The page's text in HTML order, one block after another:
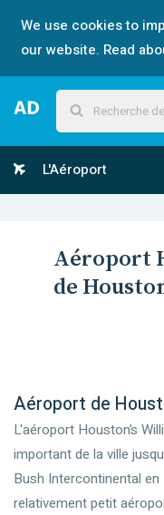
We use cookies to
our website. Read
L'Aéroport
Aéroport
de
Aéroport de
L'aéroport Houston’s
important de la ville
Bush Intercontinental
relativement petit